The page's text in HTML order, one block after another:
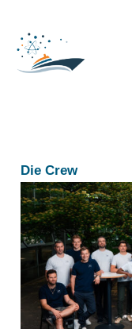
Inhalt
springen
Die Crew